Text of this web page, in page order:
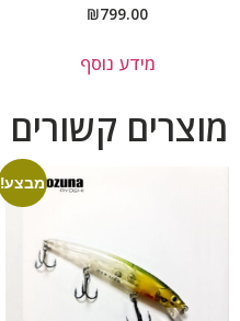
דורג
5.00
₪799.00
מידע נוסף
מוצרים קשורים
מבצע!